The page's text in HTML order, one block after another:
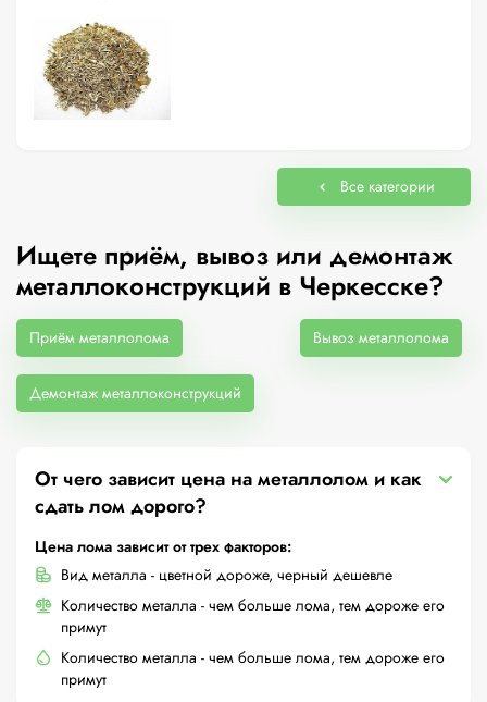
Все категории
Ищете приём, вывоз или демонтаж
металлоконструкций в Черкесске?
Приём металлолома Вывоз металлолома
Демонтаж металлоконструкций
От чего зависит цена на металлолом и как
сдать лом дорого?
Цена лома зависит от трех факторов:
Вид металла - цветной дороже, черный дешевле
Количество металла - чем больше лома, тем дороже его
примут
Количество металла - чем больше лома, тем дороже его
примут